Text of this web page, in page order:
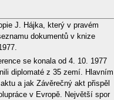
J. Hájka, který v pravém
dokumentů v knize
se konala od 4. 10. 1977
diplomaté z 35 zemí. Hlavním
a jak Závěrečný akt přispěl
v Evropě. Největší spor